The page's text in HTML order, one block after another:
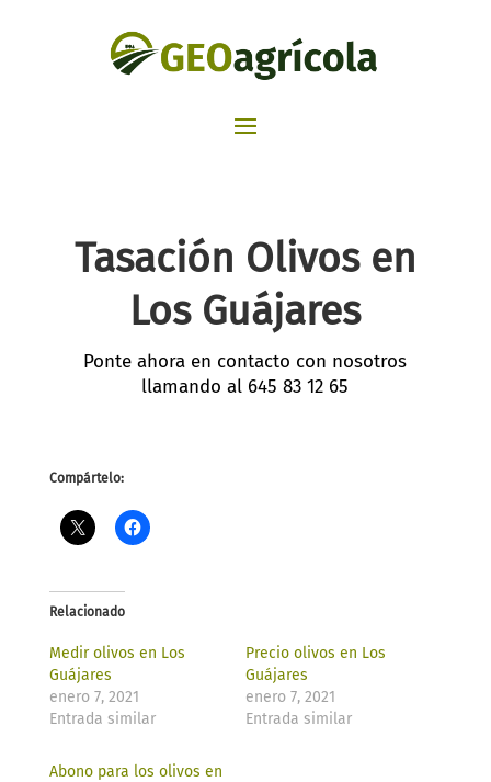
Tasación Olivos en
Los Guájares
Ponte ahora en contacto con nosotros
llamando al 645 83 12 65
Compártelo:
Relacionado
Medir olivos en Los
Guájares
enero 7, 2021
Entrada similar
Precio olivos en Los
Guájares
enero 7, 2021
Entrada similar
Abono para los olivos en